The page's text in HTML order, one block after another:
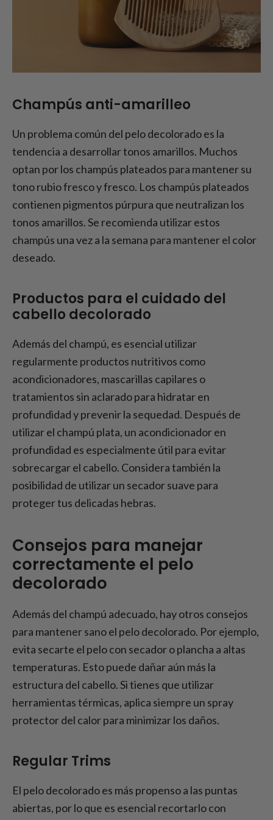
Champús anti-amarilleo
Un problema común del pelo decolorado es la
tendencia a desarrollar tonos amarillos. Muchos
optan por los champús plateados para mantener su
tono rubio fresco y fresco. Los champús plateados
contienen pigmentos púrpura que neutralizan los
tonos amarillos. Se recomienda utilizar estos
champús una vez a la semana para mantener el color
deseado.
Productos para el cuidado del
cabello decolorado
Además del champú, es esencial utilizar
regularmente productos nutritivos como
acondicionadores, mascarillas capilares o
tratamientos sin aclarado para hidratar en
profundidad y prevenir la sequedad. Después de
utilizar el champú plata, un acondicionador en
profundidad es especialmente útil para evitar
sobrecargar el cabello. Considera también la
posibilidad de utilizar un secador suave para
proteger tus delicadas hebras.
Consejos para manejar
correctamente el pelo
decolorado
Además del champú adecuado, hay otros consejos
para mantener sano el pelo decolorado. Por ejemplo,
evita secarte el pelo con secador o plancha a altas
temperaturas. Esto puede dañar aún más la
estructura del cabello. Si tienes que utilizar
herramientas térmicas, aplica siempre un spray
protector del calor para minimizar los daños.
Regular Trims
El pelo decolorado es más propenso a las puntas
abiertas, por lo que es esencial recortarlo con